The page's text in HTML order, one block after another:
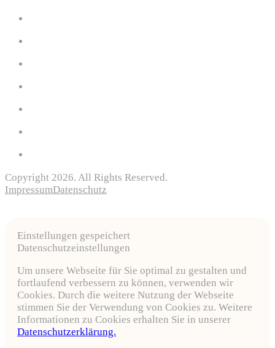
Copyright 2026. All Rights Reserved.
ImpressumDatenschutz
Einstellungen gespeichert
Datenschutzeinstellungen
Um unsere Webseite für Sie optimal zu gestalten und
fortlaufend verbessern zu können, verwenden wir
Cookies. Durch die weitere Nutzung der Webseite
stimmen Sie der Verwendung von Cookies zu. Weitere
Informationen zu Cookies erhalten Sie in unserer
Datenschutzerklärung.